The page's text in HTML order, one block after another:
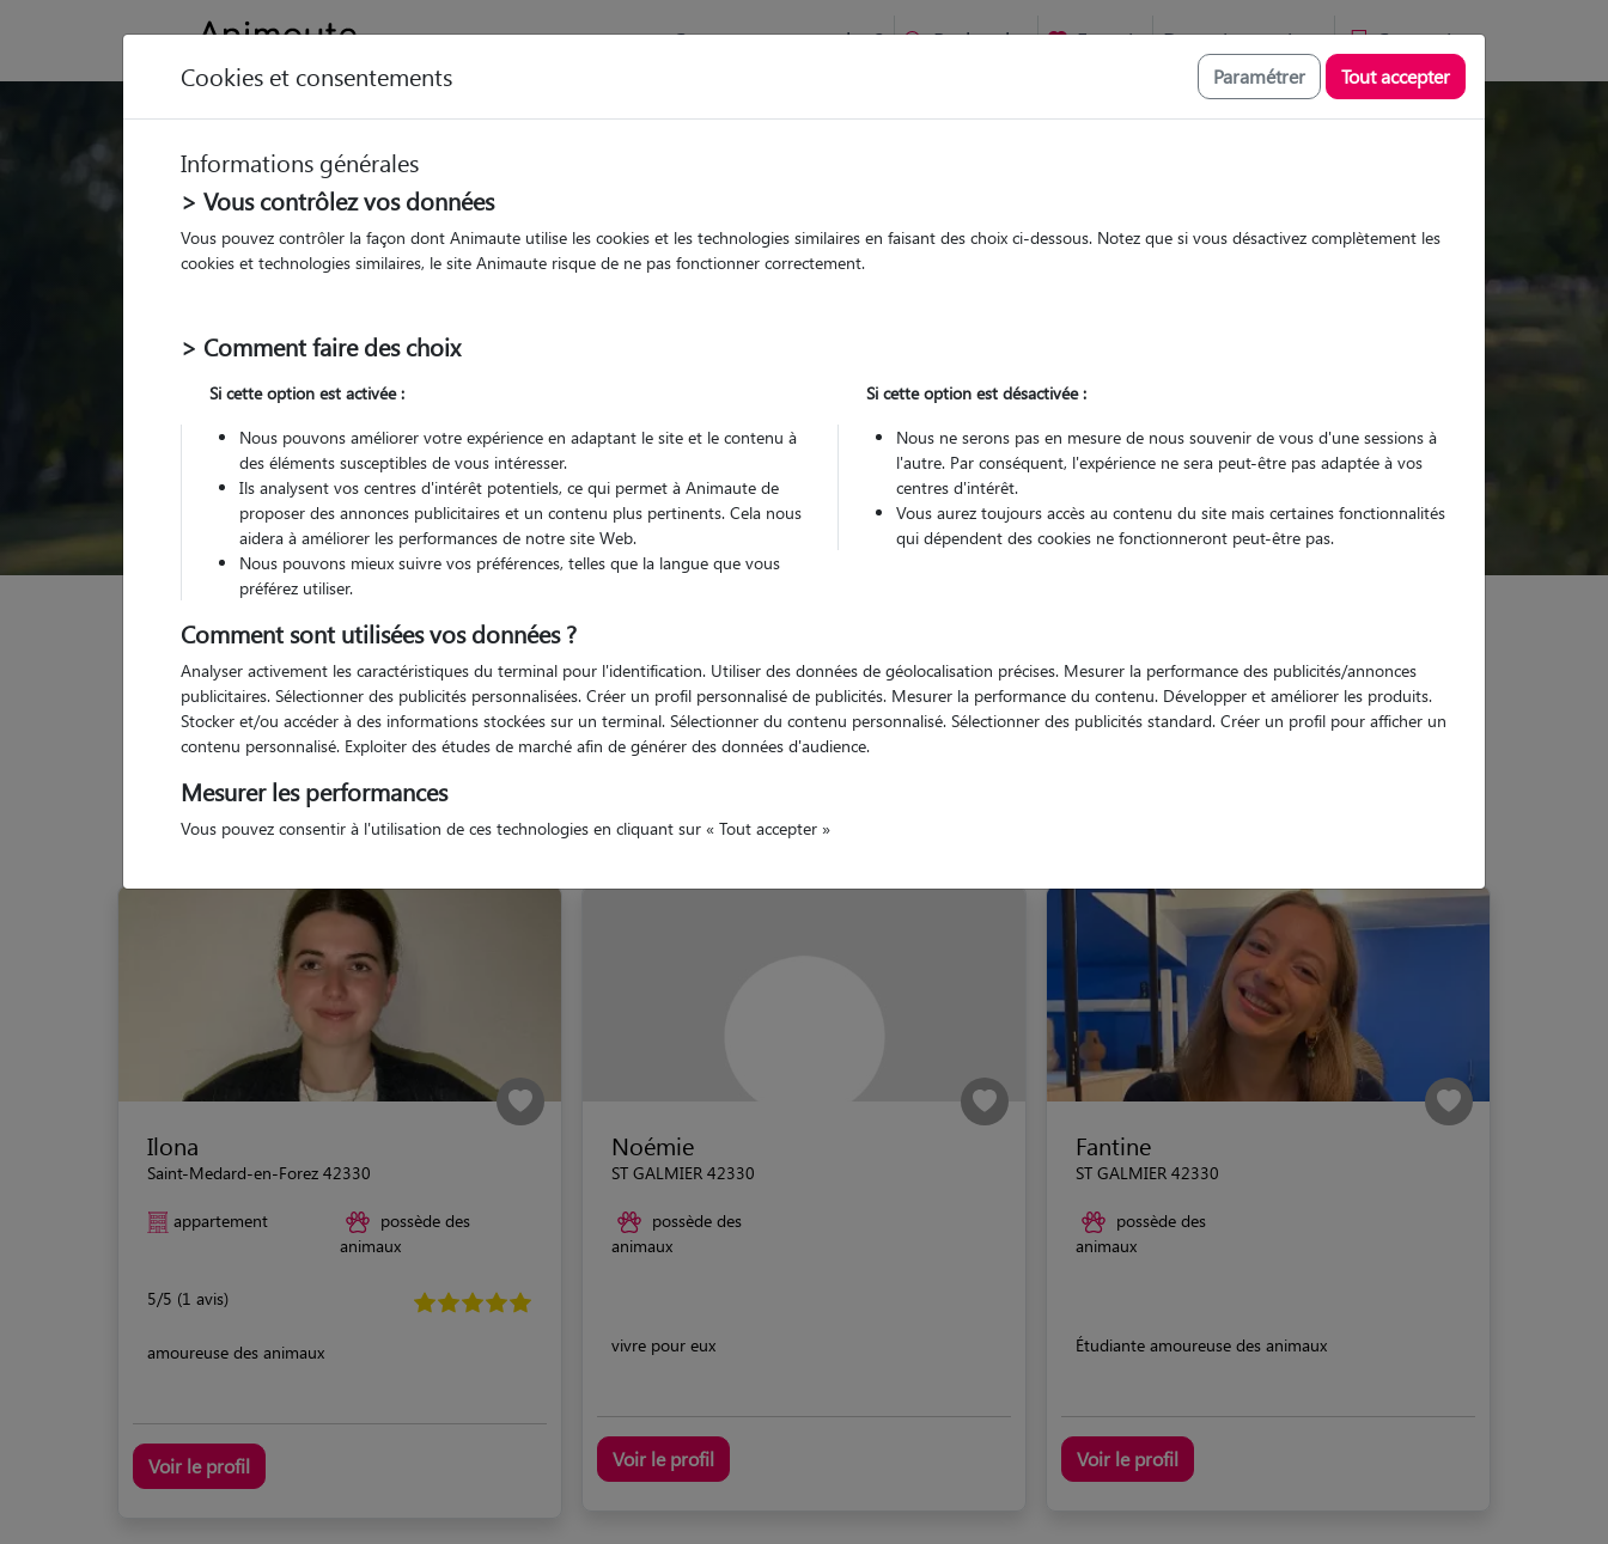
Comment ça marche ? Recherche Favoris Devenir pet sitter Connexion
Trouvez votre gardien idéal !
Parmi nospet sitters vérifiés chez le Pet Sitter
chez le Pet Sitter Visites
Visites
Pour quel animal ?
Trouver mon Pet Sitter
Garde animaux France Auvergne-Rhône-Alpes Loire
Ilona
Saint-Medard-en-Forez 42330
appartement
possède des
animaux
5/5 (1 avis)
amoureuse des animaux
Voir le profil
Noémie
ST GALMIER 42330
possède des
animaux
vivre pour eux
Voir le profil
Fantine
ST GALMIER 42330
possède des
animaux
Étudiante amoureuse des animaux
Voir le profil
Cookies et consentements Paramétrer Tout accepter
Informations générales
> Vous contrôlez vos données
Vous pouvez contrôler la façon dont Animaute utilise les cookies et les technologies similaires en faisant des choix ci-dessous. Notez que si vous désactivez complètement les
cookies et technologies similaires, le site Animaute risque de ne pas fonctionner correctement.
> Comment faire des choix
Si cette option est activée :
Nous pouvons améliorer votre expérience en adaptant le site et le contenu à
des éléments susceptibles de vous intéresser.
Ils analysent vos centres d'intérêt potentiels, ce qui permet à Animaute de
proposer des annonces publicitaires et un contenu plus pertinents. Cela nous
aidera à améliorer les performances de notre site Web.
Nous pouvons mieux suivre vos préférences, telles que la langue que vous
préférez utiliser.
Si cette option est désactivée :
Nous ne serons pas en mesure de nous souvenir de vous d'une sessions à
l'autre. Par conséquent, l'expérience ne sera peut-être pas adaptée à vos
centres d'intérêt.
Vous aurez toujours accès au contenu du site mais certaines fonctionnalités
qui dépendent des cookies ne fonctionneront peut-être pas.
Comment sont utilisées vos données ?
Analyser activement les caractéristiques du terminal pour l'identification. Utiliser des données de géolocalisation précises. Mesurer la performance des publicités/annonces
publicitaires. Sélectionner des publicités personnalisées. Créer un profil personnalisé de publicités. Mesurer la performance du contenu. Développer et améliorer les produits.
Stocker et/ou accéder à des informations stockées sur un terminal. Sélectionner du contenu personnalisé. Sélectionner des publicités standard. Créer un profil pour afficher un
contenu personnalisé. Exploiter des études de marché afin de générer des données d'audience.
Mesurer les performances
Vous pouvez consentir à l'utilisation de ces technologies en cliquant sur « Tout accepter »